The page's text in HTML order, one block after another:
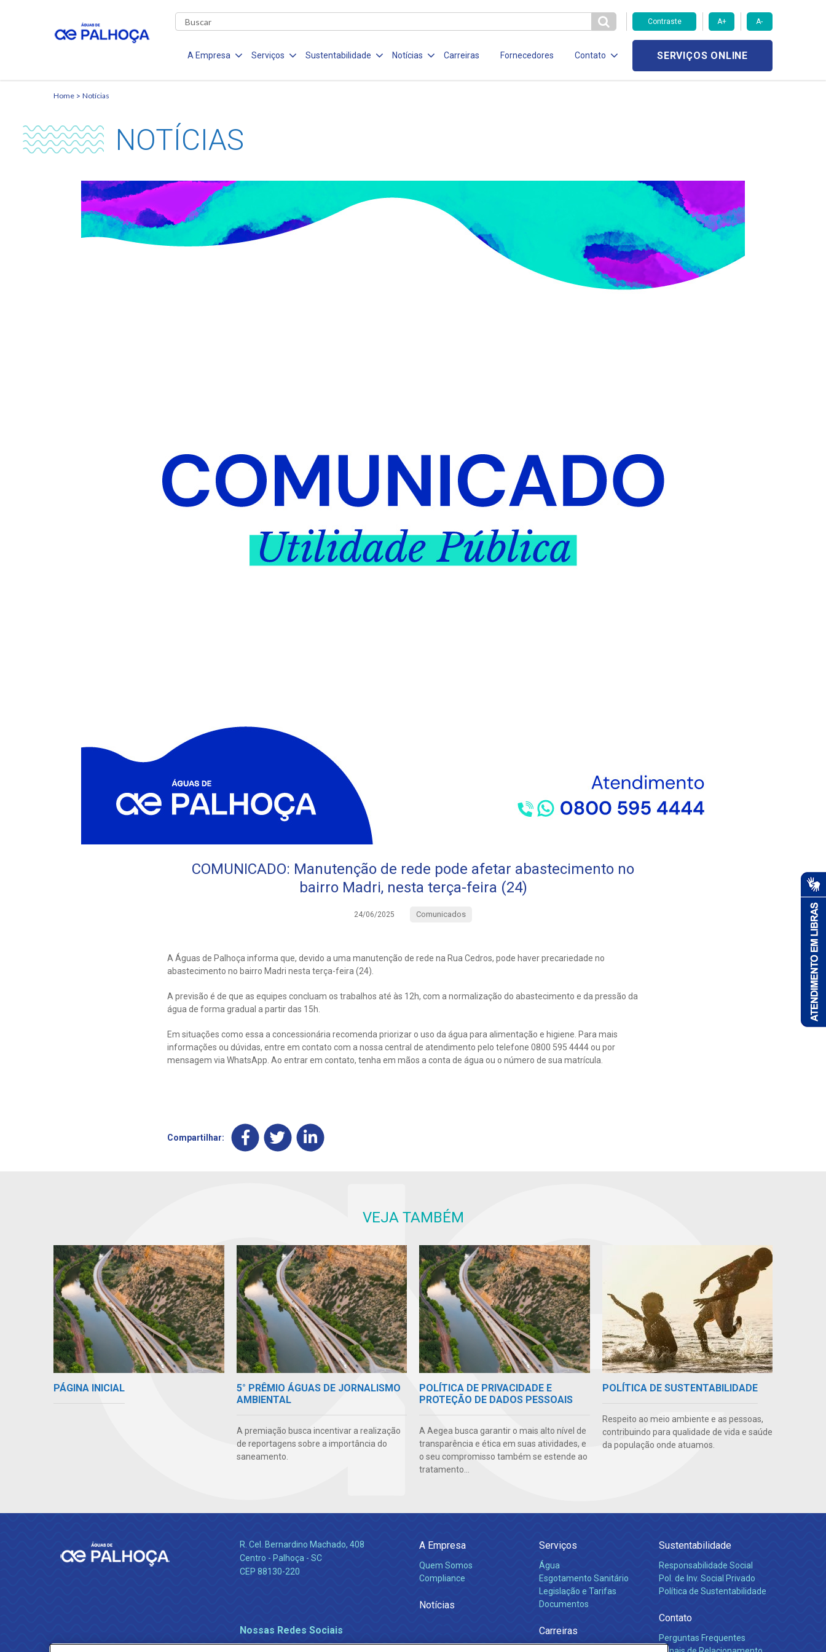
Contraste A+ A-
A Empresa Serviços Sustentabilidade Notícias Carreiras Fornecedores Contato SERVIÇOS ONLINE
Home Notícias
NOTÍCIAS
COMUNICADO: Manutenção de rede pode afetar abastecimento no
bairro Madri, nesta terça-feira (24)
24/06/2025 Comunicados
A Águas de Palhoça informa que, devido a uma manutenção de rede na Rua Cedros, pode haver precariedade no
abastecimento no bairro Madri nesta terça-feira (24).
A previsão é de que as equipes concluam os trabalhos até às 12h, com a normalização do abastecimento e da pressão da
água de forma gradual a partir das 15h.
Em situações como essa a concessionária recomenda priorizar o uso da água para alimentação e higiene. Para mais
informações ou dúvidas, entre em contato com a nossa central de atendimento pelo telefone 0800 595 4444 ou por
mensagem via WhatsApp. Ao entrar em contato, tenha em mãos a conta de água ou o número de sua matrícula.
Compartilhar:
VEJA TAMBÉM
PÁGINA INICIAL
5° PRÊMIO ÁGUAS DE JORNALISMO
AMBIENTAL
A premiação busca incentivar a realização
de reportagens sobre a importância do
saneamento.
POLÍTICA DE PRIVACIDADE E
PROTEÇÃO DE DADOS PESSOAIS
A Aegea busca garantir o mais alto nível de
transparência e ética em suas atividades, e
o seu compromisso também se estende ao
tratamento...
POLÍTICA DE SUSTENTABILIDADE
Respeito ao meio ambiente e as pessoas,
contribuindo para qualidade de vida e saúde
da população onde atuamos.
R. Cel. Bernardino Machado, 408
Centro - Palhoça - SC
CEP 88130-220
Nossas Redes Sociais
A Empresa
Quem Somos
Compliance
Notícias
Serviços
Água
Esgotamento Sanitário
Legislação e Tarifas
Documentos
Carreiras
Sustentabilidade
Responsabilidade Social
Pol. de Inv. Social Privado
Política de Sustentabilidade
Contato
Perguntas Frequentes